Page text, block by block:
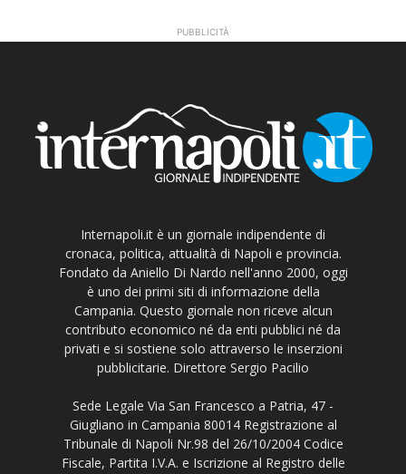
PUBBLICITÀ
Internapoli.it è un giornale indipendente di
cronaca, politica, attualità di Napoli e provincia.
Fondato da Aniello Di Nardo nell'anno 2000, oggi
è uno dei primi siti di informazione della
Campania. Questo giornale non riceve alcun
contributo economico né da enti pubblici né da
privati e si sostiene solo attraverso le inserzioni
pubblicitarie. Direttore Sergio Pacilio
Sede Legale Via San Francesco a Patria, 47 -
Giugliano in Campania 80014 Registrazione al
Tribunale di Napoli Nr.98 del 26/10/2004 Codice
Fiscale, Partita I.V.A. e Iscrizione al Registro delle